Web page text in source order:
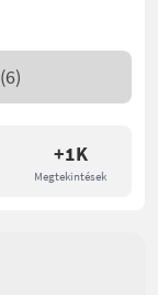
+1K
Megtekintések
(6)